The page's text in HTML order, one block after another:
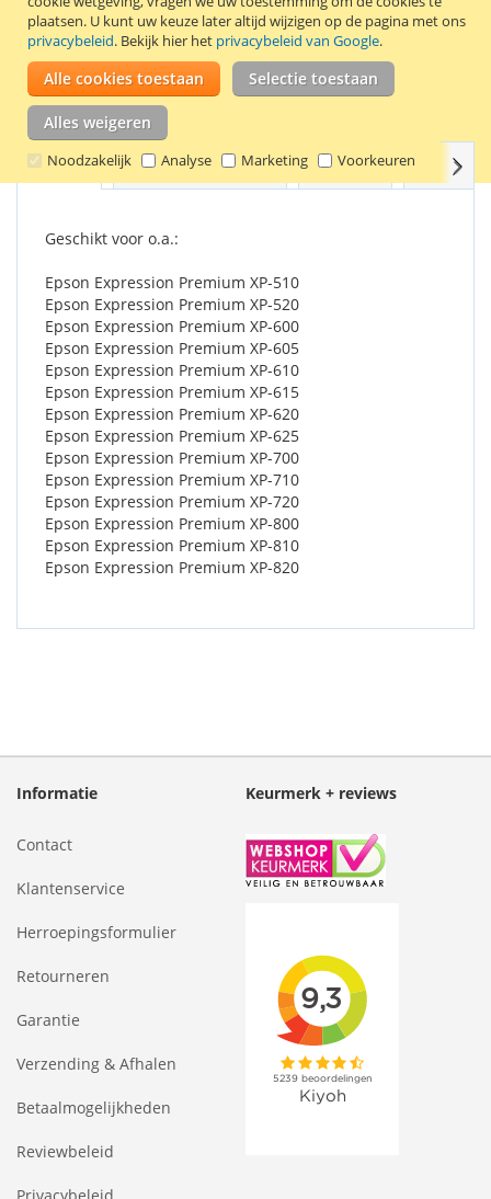
plaatsen. U kunt uw keuze later altijd wijzigen op de pagina met ons
privacybeleid. Bekijk hier het privacybeleid van Google.
Alle cookies toestaan Selectie toestaan
Alles weigeren
Noodzakelijk Analyse Marketing Voorkeuren
100% Nieuwe compatible Epson 26XL (T2632) inkt cartridge.
Inhoud: 10 ml. Kleur: cyaan.
Goede kwaliteit en 2 jaar garantie!
Details Productkenmerken Reviews
Geschikt voor o.a.:
Epson Expression Premium XP-510
Epson Expression Premium XP-520
Epson Expression Premium XP-600
Epson Expression Premium XP-605
Epson Expression Premium XP-610
Epson Expression Premium XP-615
Epson Expression Premium XP-620
Epson Expression Premium XP-625
Epson Expression Premium XP-700
Epson Expression Premium XP-710
Epson Expression Premium XP-720
Epson Expression Premium XP-800
Epson Expression Premium XP-810
Epson Expression Premium XP-820
Informatie
Contact
Klantenservice
Herroepingsformulier
Retourneren
Garantie
Verzending & Afhalen
Betaalmogelijkheden
Reviewbeleid
Keurmerk + reviews